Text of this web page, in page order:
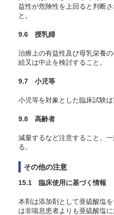
益性が危険性を上回ると判断
と。
9.6 授乳婦
治療上の有益性及び母乳栄養
続又は中止を検討すること。
9.7 小児等
小児等を対象とした臨床試験は
9.8 高齢者
減量するなど注意すること。
る。
その他の注意
15.1 臨床使用に基づく情報
本剤は添加剤として亜硫酸塩
は非喘息患者よりも亜硫酸塩